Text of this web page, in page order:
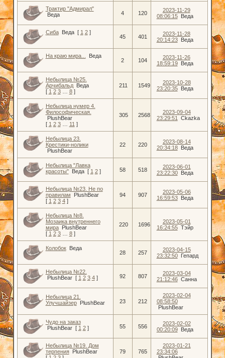
Трактир "Адмирал"
Веда
4 120
2023-11-29
08:06:15
Веда
Сиба Веда [ 1 2 ]
45 401
2023-11-28
20:14:23
Веда
На краю мира... Веда
2 104
2023-11-26
18:59:19
Веда
Небылица №25.
Арчибальд
Веда
[ 1 2 3 8 ]
211 1549
2023-10-28
23:20:35
Веда
Небылица нумер 4.
Философическая.
PlushBear
[ 1 2 3 11 ]
305 2568
2023-09-04
23:29:51
Ckazka
Небылица 23.
Крестики-нолики
PlushBear
22 220
2023-08-14
20:34:18
Веда
Небылица "Лавка
красоты"
Веда [ 1 2 ] 58 518
2023-06-01
23:22:30
Веда
Небылица №23. Не по
правилам
PlushBear
[ 1 2 3 4 ]
94 907
2023-05-06
16:59:53
Веда
Небылица №8.
Мозаика внутреннего
мира
PlushBear
[ 1 2 3 8 ]
220 1696
2023-05-01
16:24:55 Тэйр
Колобок Веда
28 257
2023-04-15
23:32:50
Гепард
Небылица №22.
PlushBear [ 1 2 3 4 ] 92 807
2023-03-04
21:12:46 Санна
Небылица 21.
Улучшайзер
PlushBear 23 212
2023-02-04
08:58:50
PlushBear
Чудо на заказ
PlushBear [ 1 2 ] 55 556
2023-02-02
00:20:09
Веда
Небылица №19. Дом
терпения
PlushBear
79 765
2023-01-21
23:34:06